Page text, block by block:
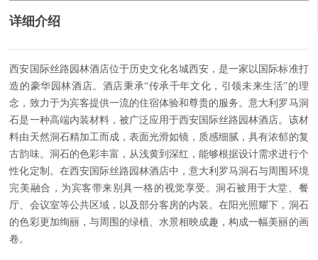
详细介绍
西安国际丝路园林酒店位于历史文化名城西安，是一家以国际标准打
造的豪华园林酒店。酒店秉承“传承千年文化，引领未来生活”的理
念，致力于为宾客提供一流的住宿体验和尊贵的服务。意大利罗马洞
石是一种高端内装材料，被广泛应用于西安国际丝路园林酒店。该材
料由天然洞石精加工而成，表面光滑如镜，质感细腻，具有浓郁的复
古韵味。洞石的色彩丰富，从浅黄到深红，能够根据设计需求进行个
性化定制。在西安国际丝路园林酒店中，意大利罗马洞石与周围环境
完美融合，为宾客带来别具一格的视觉享受。洞石被用于大堂、餐
厅、会议室等公共区域，以及部分客房的内装。在阳光照耀下，洞石
的色彩更加绚丽，与周围的绿植、水景相映成趣，构成一幅美丽的画
卷。